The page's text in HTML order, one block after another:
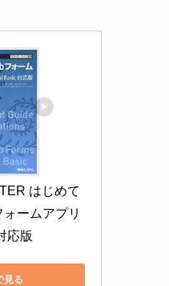
はじめて
ームアプリ
応版
見る